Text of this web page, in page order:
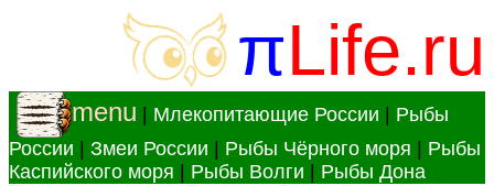
πLife.ru
menu Млекопитающие России
Рыбы
России
Змеи России Рыбы Чёрного моря
Рыбы
Каспийского моря
Рыбы Волги Рыбы Дона